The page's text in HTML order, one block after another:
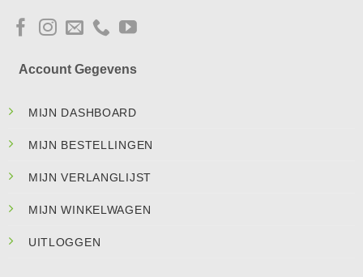
Account Gegevens
MIJN DASHBOARD
MIJN BESTELLINGEN
MIJN VERLANGLIJST
MIJN WINKELWAGEN
UITLOGGEN